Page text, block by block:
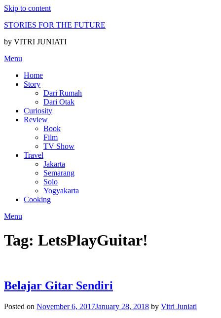
Skip to content
STORIES FOR THE FUTURE
by VITRI JUNIATI
Menu
Home
Story
Dari Rumah
Dari Otak
Curiosity
Review
Book
Film
TV Show
Travel
Jakarta
Semarang
Solo
Yogyakarta
Cooking
Menu
Tag: LetsPlayGuitar!
Belajar Gitar Sendiri
Posted on November 6, 2017January 28, 2018 by Vitri Juniati